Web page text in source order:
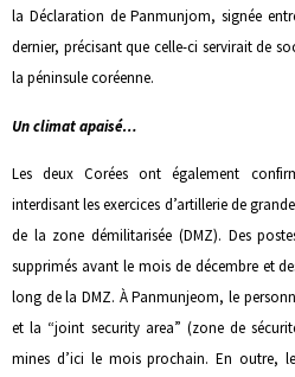
la Déclaration de Panmunjom, signée
dernier, précisant que celle-ci servirait de
la péninsule coréenne.
Un climat apaisé…
Les deux Corées ont également
interdisant les exercices d’artillerie de
de la zone démilitarisée (DMZ). Des
supprimés avant le mois de décembre et
long de la DMZ. À Panmunjeom, le
et la “joint security area” (zone de
mines d’ici le mois prochain. En outre,